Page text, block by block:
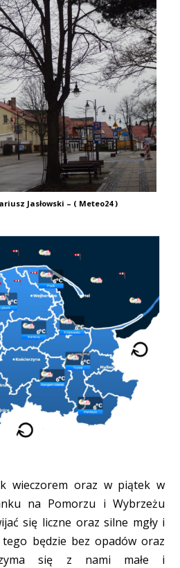
Jasłowski – ( Meteo24 )
wieczorem oraz w piątek w
na Pomorzu i Wybrzeżu
się liczne oraz silne mgły i
będzie bez opadów oraz
się z nami małe i